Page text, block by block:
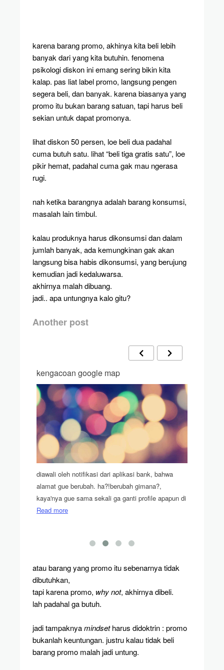
karena barang promo, akhinya kita beli lebih
banyak dari yang kita butuhin. fenomena
psikologi diskon ini emang sering bikin kita
kalap. pas liat label promo, langsung pengen
segera beli, dan banyak. karena biasanya yang
promo itu bukan barang satuan, tapi harus beli
sekian untuk dapat promonya.
lihat diskon 50 persen, loe beli dua padahal
cuma butuh satu. lihat “beli tiga gratis satu”, loe
pikir hemat, padahal cuma gak mau ngerasa
rugi.
nah ketika barangnya adalah barang konsumsi,
masalah lain timbul.
kalau produknya harus dikonsumsi dan dalam
jumlah banyak, ada kemungkinan gak akan
langsung bisa habis dikonsumsi, yang berujung
kemudian jadi kedaluwarsa.
akhirnya malah dibuang.
jadi.. apa untungnya kalo gitu?
Another post
kengacoan google map
diawali oleh notifikasi dari aplikasi bank, bahwa
alamat gue berubah. ha?!berubah gimana?,
kaya'nya gue sama sekali ga ganti profile apapun di
Read more
atau barang yang promo itu sebenarnya tidak
dibutuhkan,
tapi karena promo, why not, akhirnya dibeli.
lah padahal ga butuh.
jadi tampaknyamindsetharus didoktrin : promo
bukanlah keuntungan. justru kalau tidak beli
barang promo malah jadi untung.